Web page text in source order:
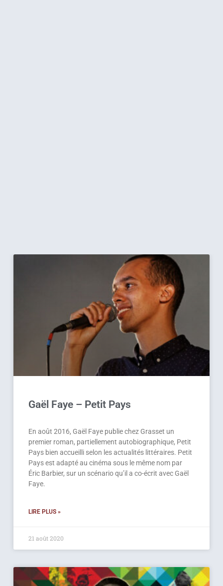
Gaël Faye – Petit Pays
En août 2016, Gaël Faye publie chez Grasset un
premier roman, partiellement autobiographique, Petit
Pays bien accueilli selon les actualités littéraires. Petit
Pays est adapté au cinéma sous le même nom par
Éric Barbier, sur un scénario qu’il a co-écrit avec Gaël
Faye.
LIRE PLUS »
21 août 2020